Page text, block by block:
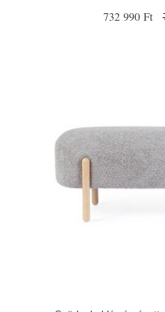
732 990 Ft